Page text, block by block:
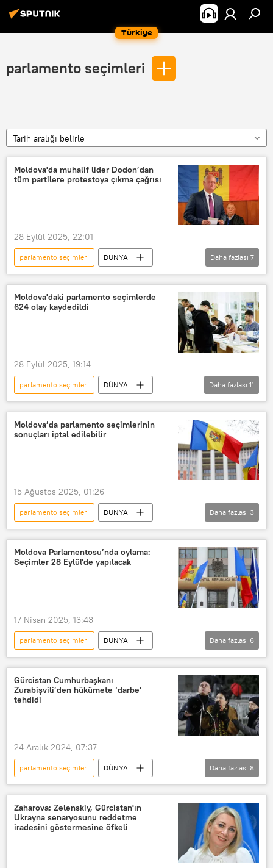
Türkiye
parlamento seçimleri
Tarih aralığı belirle
Moldova'da muhalif lider Dodon’dan
tüm partilere protestoya çıkma çağrısı
28 Eylül 2025, 22:01
parlamento seçimleri
DÜNYA
Moldova
Parlamento seçimleri
Igor Dodon
Sputnik
Protesto
Provokasyon
Daha fazlası 7
Moldova'daki parlamento seçimlerde
624 olay kaydedildi
28 Eylül 2025, 19:14
parlamento seçimleri
DÜNYA
Moldova
Parlamento seçimleri
Avrupa
STK
Fransa
Almanya
İspanya
Daha fazlası 11
Moldova’da parlamento seçimlerinin
sonuçları iptal edilebilir
15 Ağustos 2025, 01:26
parlamento seçimleri
DÜNYA
Moldova
Parlamento AB
Daha fazlası 3
Moldova Parlamentosu’nda oylama:
Seçimler 28 Eylül'de yapılacak
17 Nisan 2025, 13:43
parlamento seçimleri
DÜNYA
Moldova
Sputnik
Seçim
Seçimler
Erken seçim
Parlamento seçimleri
Daha fazlası 6
Gürcistan Cumhurbaşkanı
Zurabişvili’den hükümete ‘darbe’
tehdidi
24 Aralık 2024, 07:37
parlamento seçimleri
DÜNYA
Gürcistan
Salome Zurabişvili
Gürcü Rüyası
Mihail Kavelaşvili
cumhurbaşkanlığı seçimleri
Daha fazlası 8
Zaharova: Zelenskiy, Gürcistan'ın
Ukrayna senaryosunu reddetme
iradesini göstermesine öfkeli